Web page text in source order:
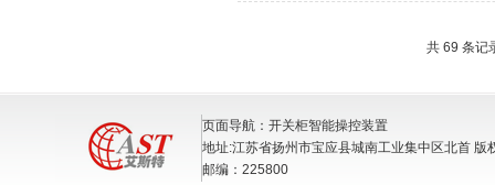
共 69 条
页面导航：开关柜智能操控装置
地址:江苏省扬州市宝应县城南工业集中区北首 版
邮编：225800